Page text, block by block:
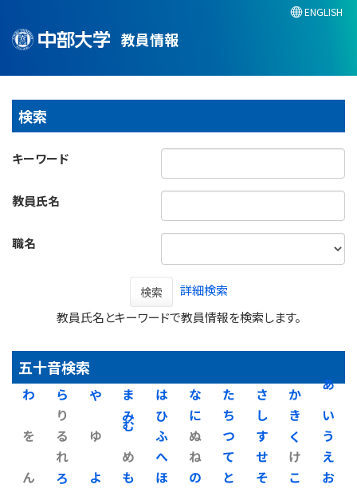
教員情報
ENGLISH
検索
キーワード
教員氏名
職名
検索
詳細検索
教員氏名とキーワードで教員情報を検索します。
五十音検索
あ
い
う
え
お
か
き
く
け
こ
さ
し
す
せ
そ
た
ち
つ
て
と
な
に
ぬ
ね
の
は
ひ
ふ
へ
ほ
ま
み
む
め
も
や
ゆ
よ
ら
り
る
れ
ろ
わ
を
ん